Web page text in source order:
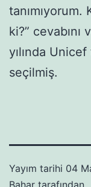
tanımıyorum.
ki?”
yılında Unicef
seçilmiş.
Yayım tarihi 04
Bahar tarafından